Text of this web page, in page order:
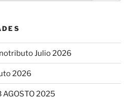
Julio 2026
2026
AGOSTO 2025